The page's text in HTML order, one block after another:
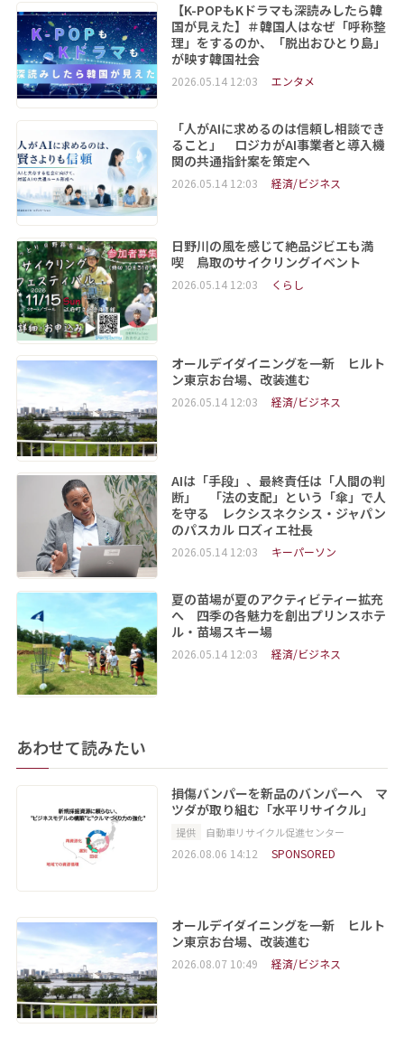
【K-POPもKドラマも深読みしたら韓
国が見えた】＃韓国人はなぜ「呼称整
理」をするのか、「脱出おひとり島」
が映す韓国社会
2026.05.14 12:03 エンタメ
「人がAIに求めるのは信頼し相談でき
ること」 ロジカがAI事業者と導入機
関の共通指針案を策定へ
2026.05.14 12:03 経済/ビジネス
日野川の風を感じて絶品ジビエも満
喫 鳥取のサイクリングイベント
2026.05.14 12:03 くらし
オールデイダイニングを一新 ヒルト
ン東京お台場、改装進む
2026.05.14 12:03 経済/ビジネス
AIは「手段」、最終責任は「人間の判
断」 「法の支配」という「傘」で人
を守る レクシスネクシス・ジャパン
のパスカル ロズィエ社長
2026.05.14 12:03 キーパーソン
夏の苗場が夏のアクティビティー拡充
へ 四季の各魅力を創出プリンスホテ
ル・苗場スキー場
2026.05.14 12:03 経済/ビジネス
あわせて読みたい
損傷バンパーを新品のバンパーへ マ
ツダが取り組む「水平リサイクル」
提供 自動車リサイクル促進センター
2026.08.06 14:12 SPONSORED
オールデイダイニングを一新 ヒルト
ン東京お台場、改装進む
2026.08.07 10:49 経済/ビジネス